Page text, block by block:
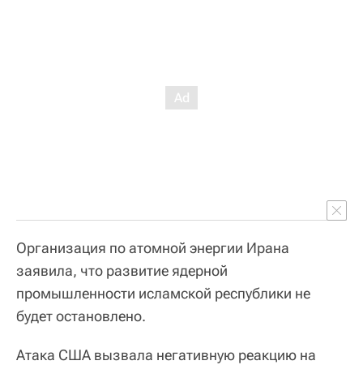
Организация по атомной энергии Ирана
заявила, что развитие ядерной
промышленности исламской республики не
будет остановлено.
Атака США вызвала негативную реакцию на